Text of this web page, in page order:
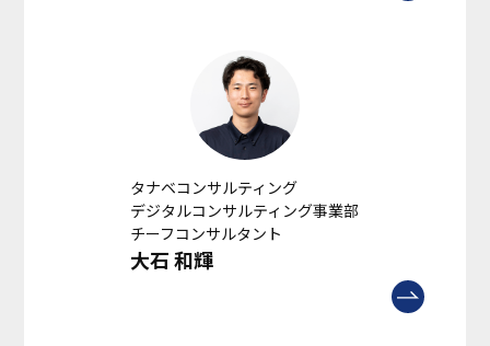
タナベコンサルティング
デジタルコンサルティング事業部
チーフコンサルタント
大石 和輝